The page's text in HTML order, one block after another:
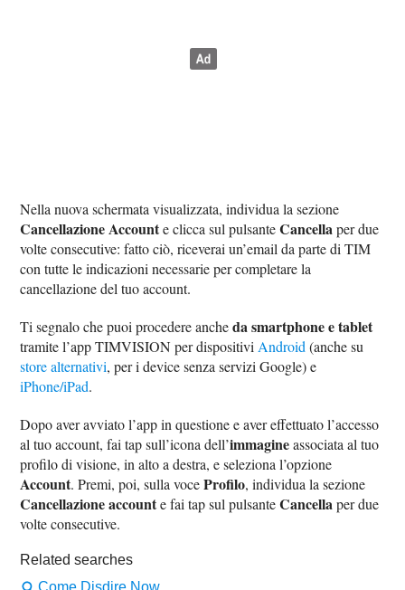
Nella nuova schermata visualizzata, individua la sezione
Cancellazione Accounte clicca sul pulsanteCancellaper due
volte consecutive: fatto ciò, riceverai un’email da parte di TIM
con tutte le indicazioni necessarie per completare la
cancellazione del tuo account.
Ti segnalo che puoi procedere ancheda smartphone e tablet
tramite l’app TIMVISION per dispositivi Android (anche su
store alternativi, per i device senza servizi Google) e
iPhone/iPad.
Dopo aver avviato l’app in questione e aver effettuato l’accesso
al tuo account, fai tap sull’icona dell’immagineassociata al tuo
profilo di visione, in alto a destra, e seleziona l’opzione
Account. Premi, poi, sulla voceProfilo, individua la sezione
Cancellazione accounte fai tap sul pulsanteCancellaper due
volte consecutive.